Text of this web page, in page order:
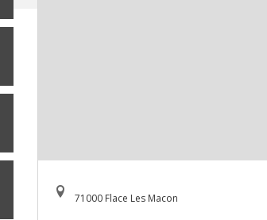
71000 Flace Les Macon